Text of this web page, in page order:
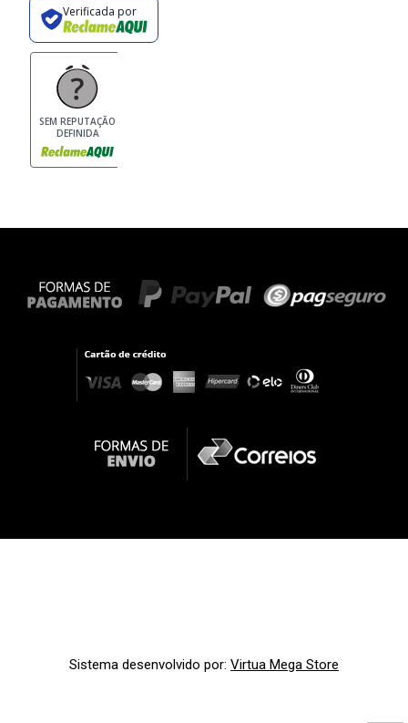
Verificada por
SEM REPUTAÇÃO
DEFINIDA
Sistema desenvolvido por: Virtua Mega Store